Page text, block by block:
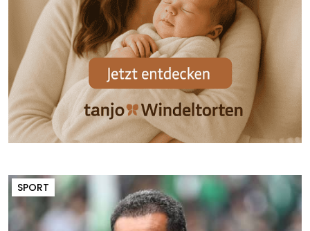
SPORT